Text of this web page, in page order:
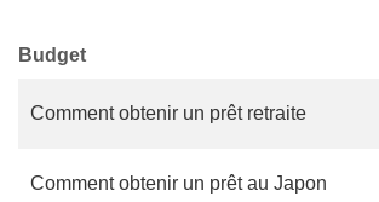
Budget
Comment obtenir un prêt retraite
Comment obtenir un prêt au Japon